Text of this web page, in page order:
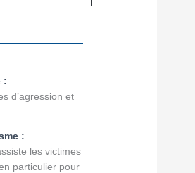
:
d’agression et
:
les victimes
particulier pour